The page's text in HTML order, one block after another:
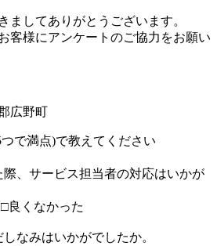
ましてありがとうございます。
客様にアンケートのご協力をお願い
広野町
で満点)で教えてください
際、サービス担当者の対応はいかが
□良くなかった
なみはいかがでしたか。